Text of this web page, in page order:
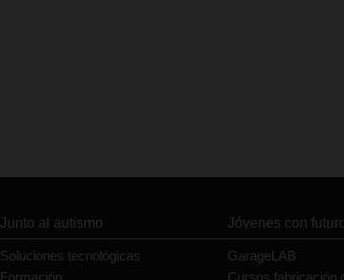
Junto al autismo
Soluciones tecnológicas
Formación
Jóvenes con
GarageLAB
Cursos fabricación